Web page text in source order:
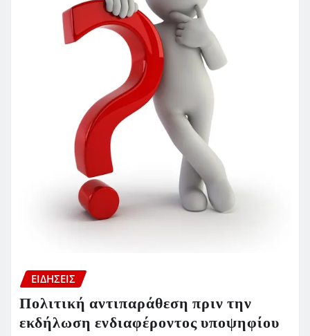
ΕΙΔΗΣΕΙΣ
Πολιτική αντιπαράθεση πριν την
εκδήλωση ενδιαφέροντος υποψηφίου